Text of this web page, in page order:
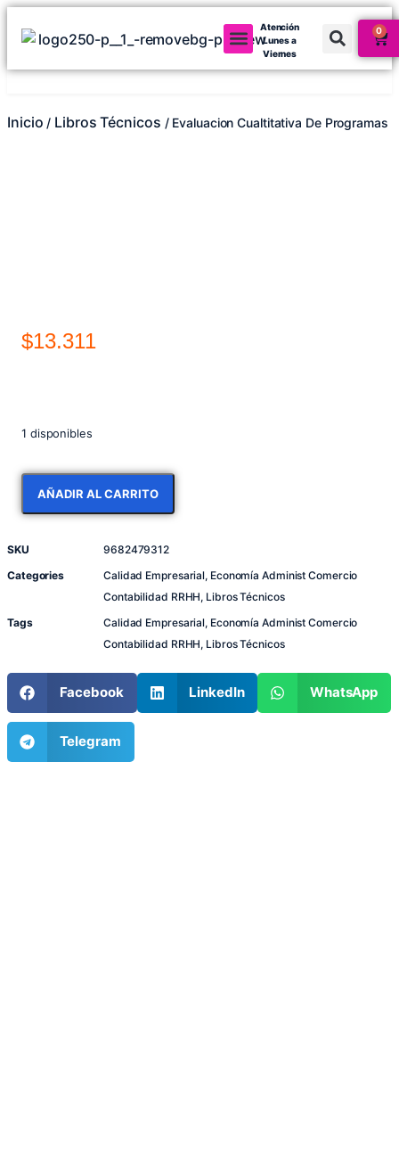
Atención
Lunes a
Viernes
0
Inicio / Libros Técnicos / Evaluacion Cualtitativa De Programas
$13.311
1 disponibles
AÑADIR AL CARRITO
SKU
9682479312
Categories
Calidad Empresarial, Economía Administ Comercio
Contabilidad RRHH, Libros Técnicos
Tags
Calidad Empresarial, Economía Administ Comercio
Contabilidad RRHH, Libros Técnicos
Facebook LinkedIn WhatsApp
Telegram